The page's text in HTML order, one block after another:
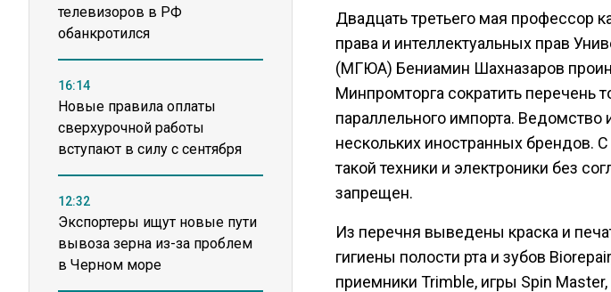
телевизоров в РФ
обанкротился
16:14
Новые правила оплаты
сверхурочной работы
вступают в силу с сентября
12:32
Экспортеры ищут новые пути
вывоза зерна из-за проблем
в Черном море
Двадцать третьего мая профессор
права и интеллектуальных прав
(МГЮА) Бениамин Шахназаров
Минпромторга сократить перечень
параллельного импорта.
нескольких иностранных брендов.
такой техники и электроники без
запрещен.
Из перечня выведены краска и
гигиены полости рта и зубов
приемники Trimble, игры Spin